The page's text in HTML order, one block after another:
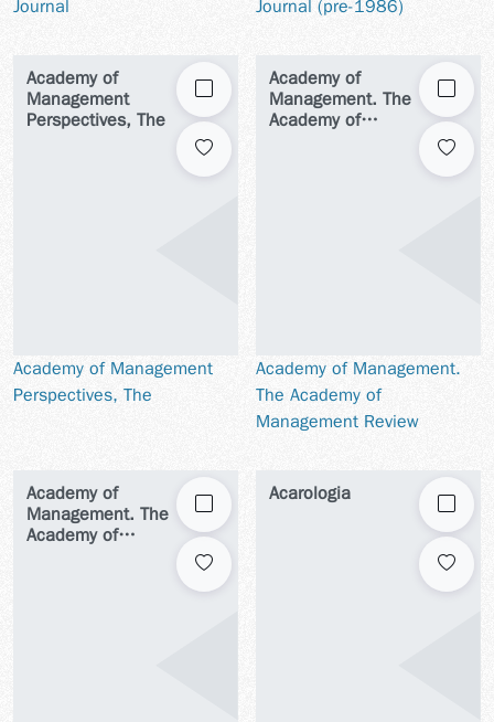
Journal Journal (pre-1986)
Academy of
Management
Perspectives, The
勾選
Academy of Management
Perspectives, The
Academy of
Management. The
Academy of
Management Review
勾選
Academy of Management.
The Academy of
Management Review
Academy of
Management. The
Academy of
Management Review
勾選 Acarologia 勾選